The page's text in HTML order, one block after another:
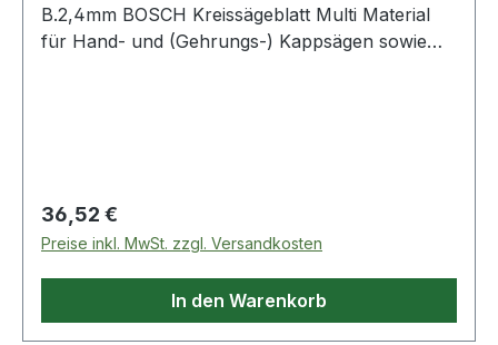
B.2,4mm BOSCH Kreissägeblatt Multi Material
für Hand- und (Gehrungs-) Kappsägen sowie
Regulärer Preis:
36,52 €
Preise inkl. MwSt. zzgl. Versandkosten
In den Warenkorb